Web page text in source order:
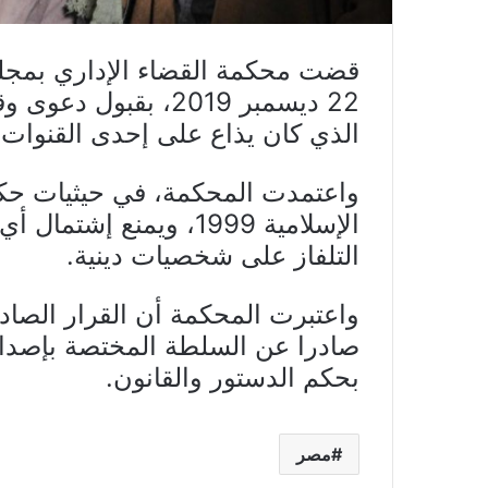
قضت محكمة القضاء الإداري
22 ديسمبر 2019،
الذي كان يذاع على إحدى
واعتمدت المحكمة، في حيثيات
الإسلامية 1999،
التلفاز على شخصيات دينية.
واعتبرت المحكمة أن القرار
صادرا عن السلطة المختصة
بحكم الدستور والقانون.
مصر